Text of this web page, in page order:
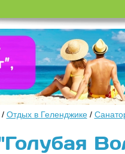
/ Отдых в Геленджике/